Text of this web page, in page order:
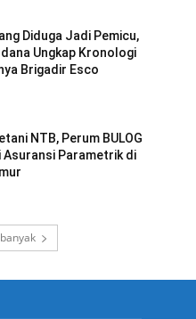
Diduga Jadi Pemicu,
Ungkap Kronologi
Brigadir Esco
NTB, Perum BULOG
Asuransi Parametrik di